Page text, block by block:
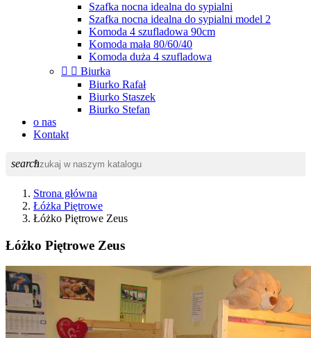
Szafka nocna idealna do sypialni
Szafka nocna idealna do sypialni model 2
Komoda 4 szufladowa 90cm
Komoda mała 80/60/40
Komoda duża 4 szufladowa
  Biurka
Biurko Rafał
Biurko Staszek
Biurko Stefan
o nas
Kontakt
search
Strona główna
Łóżka Piętrowe
Łóżko Piętrowe Zeus
Łóżko Piętrowe Zeus